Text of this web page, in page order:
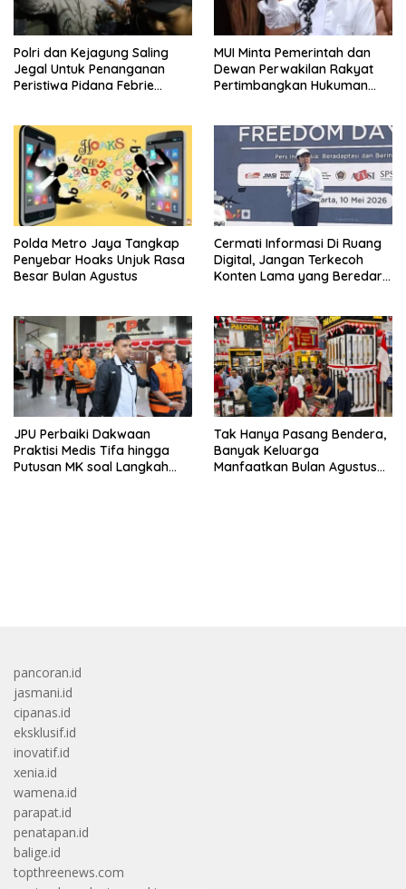
Polri dan Kejagung Saling
Jegal Untuk Penanganan
Peristiwa Pidana Febrie
MUI Minta Pemerintah dan
Dewan Perwakilan Rakyat
Pertimbangkan Hukuman
Polda Metro Jaya Tangkap
Penyebar Hoaks Unjuk Rasa
Besar Bulan Agustus
Cermati Informasi Di Ruang
Digital, Jangan Terkecoh
Konten Lama yang Beredar
JPU Perbaiki Dakwaan
Praktisi Medis Tifa hingga
Putusan MK soal Langkah
Tak Hanya Pasang Bendera,
Banyak Keluarga
Manfaatkan Bulan Agustus
pancoran.id
jasmani.id
cipanas.id
eksklusif.id
inovatif.id
xenia.id
wamena.id
parapat.id
penatapan.id
balige.id
topthreenews.com